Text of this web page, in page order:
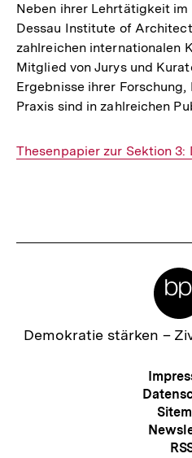
Neben ihrer Lehrtätigkeit im
Dessau Institute of
zahlreichen internationalen
Mitglied von Jurys und
Ergebnisse ihrer
Praxis sind in zahlreichen
Interner
Thesenpapier zur Sektion 3:
Zur
Demokratie stärken –